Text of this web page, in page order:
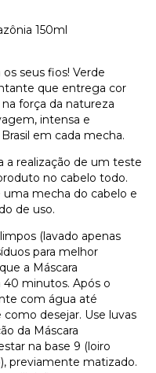
150ml
seus fios! Verde
que entrega cor
força da natureza
intensa e
em cada mecha.
a realização de um teste
no cabelo todo.
uma mecha do cabelo e
de uso.
(lavado apenas
para melhor
a Máscara
minutos. Após o
com água até
desejar. Use luvas
da Máscara
na base 9 (loiro
previamente matizado.